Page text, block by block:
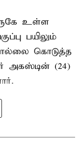
உள்ள
பயிலும்
கொடுத்த
அகஸ்டின் (24)